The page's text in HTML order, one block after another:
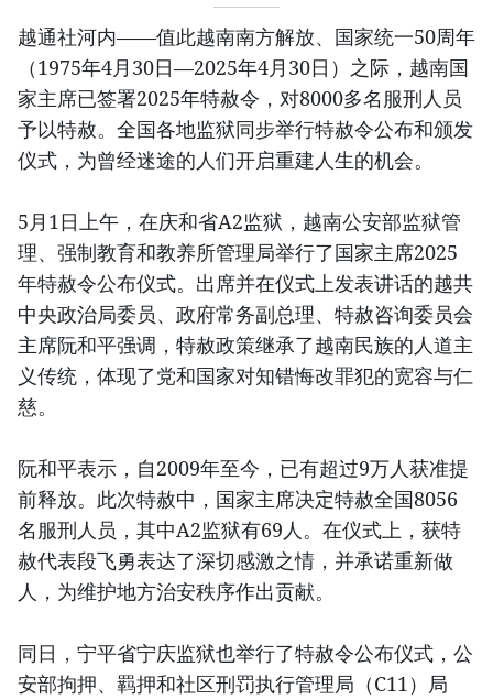
越通社河内——值此越南南方解放、国家统一50周年
（1975年4月30日—2025年4月30日）之际，越南国
家主席已签署2025年特赦令，对8000多名服刑人员
予以特赦。全国各地监狱同步举行特赦令公布和颁发
仪式，为曾经迷途的人们开启重建人生的机会。
5月1日上午，在庆和省A2监狱，越南公安部监狱管
理、强制教育和教养所管理局举行了国家主席2025
年特赦令公布仪式。出席并在仪式上发表讲话的越共
中央政治局委员、政府常务副总理、特赦咨询委员会
主席阮和平强调，特赦政策继承了越南民族的人道主
义传统，体现了党和国家对知错悔改罪犯的宽容与仁
慈。
阮和平表示，自2009年至今，已有超过9万人获准提
前释放。此次特赦中，国家主席决定特赦全国8056
名服刑人员，其中A2监狱有69人。在仪式上，获特
赦代表段飞勇表达了深切感激之情，并承诺重新做
人，为维护地方治安秩序作出贡献。
同日，宁平省宁庆监狱也举行了特赦令公布仪式，公
安部拘押、羁押和社区刑罚执行管理局（C11）局